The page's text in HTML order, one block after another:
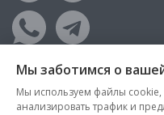
Мы заботимся о
Мы используем файлы
анализировать трафик и